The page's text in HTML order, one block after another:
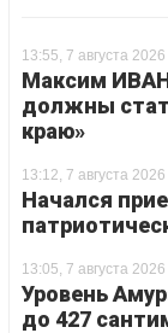
13:55, 7 августа 2026
Максим
должны
краю»
13:12, 7 августа 2026
Начался
13:05, 7 августа 2026
Уровень
до 427